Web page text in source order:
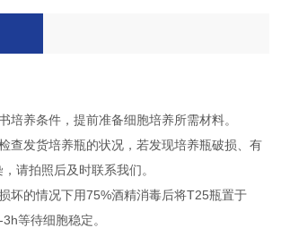
培养条件，提前准备细胞培养所需材料。
查发货培养瓶的状况，若发现培养瓶破损、有
请拍照后及时联系我们。
坏的情况下用75%酒精消毒后将T25瓶置于
等待细胞稳定。